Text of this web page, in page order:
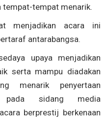
tempat menarik.
menjadikan acara ini
antarabangsa.
upaya menjadikan
serta mampu diadakan
menarik penyertaan
pada sidang media
berprestij berkenaan